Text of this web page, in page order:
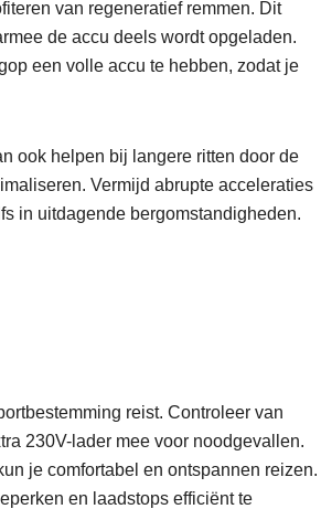
van regeneratief remmen. Dit
de accu deels wordt opgeladen.
een volle accu te hebben, zodat je
ook helpen bij langere ritten door de
Vermijd abrupte acceleraties
in uitdagende bergomstandigheden.
reist. Controleer van
230V-lader mee voor noodgevallen.
je comfortabel en ontspannen reizen.
en laadstops efficiënt te